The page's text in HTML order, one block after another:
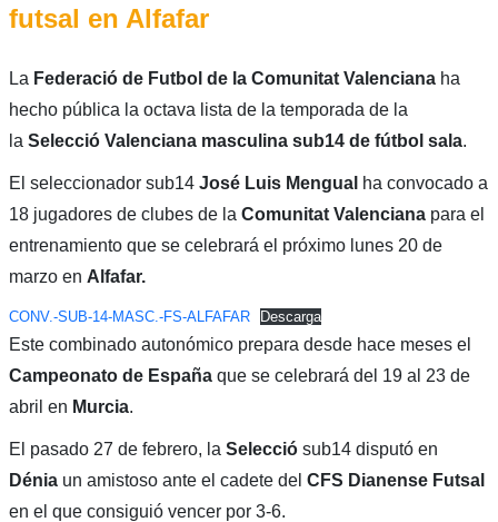
futsal en Alfafar
La Federació de Futbol de la Comunitat Valencianaha
hecho pública la octava lista de la temporada de la
la Selecció Valenciana masculina sub14 de fútbol sala.
El seleccionador sub14 José Luis Mengual ha convocado a
18 jugadores de clubes de la Comunitat Valencianapara el
entrenamiento que se celebrará el próximo lunes 20 de
marzo en Alfafar.
CONV.-SUB-14-MASC.-FS-ALFAFAR Descarga
Este combinado autonómico prepara desde hace meses el
Campeonato de España que se celebrará del 19 al 23 de
abril en Murcia.
El pasado 27 de febrero, la Selecciósub14 disputó en
Déniaun amistoso ante el cadete del CFS Dianense Futsal
en el que consiguió vencer por 3-6.